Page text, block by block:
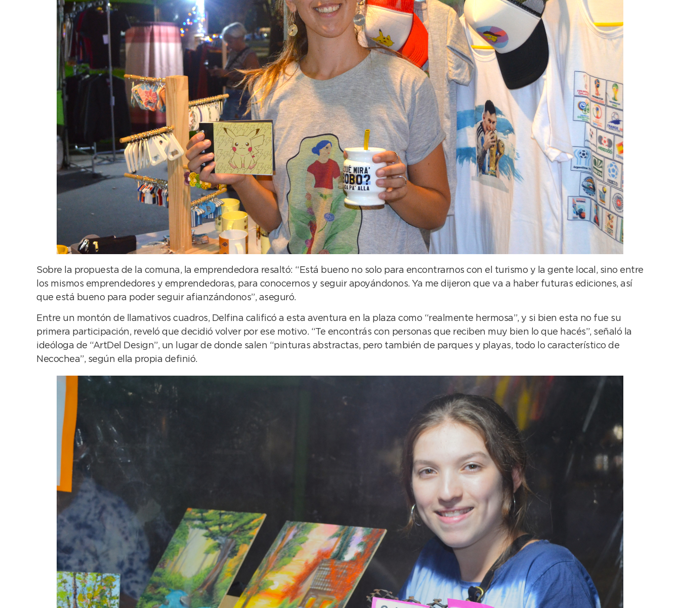
Sobre la propuesta de la comuna, la emprendedora resaltó: “Está bueno no solo para encontrarnos con el turismo y la gente local, sino entre
los mismos emprendedores y emprendedoras, para conocernos y seguir apoyándonos. Ya me dijeron que va a haber futuras ediciones, así
que está bueno para poder seguir afianzándonos”, aseguró.
Entre un montón de llamativos cuadros, Delfina calificó a esta aventura en la plaza como “realmente hermosa”, y si bien esta no fue su
primera participación, reveló que decidió volver por ese motivo. “Te encontrás con personas que reciben muy bien lo que hacés”, señaló la
ideóloga de “ArtDel Design”, un lugar de donde salen “pinturas abstractas, pero también de parques y playas, todo lo característico de
Necochea”, según ella propia definió.